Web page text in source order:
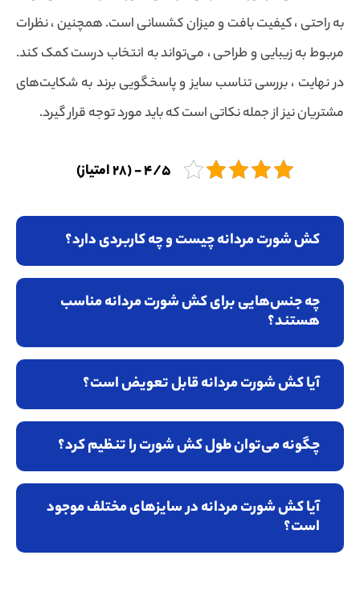
به راحتی ، کیفیت بافت و میزان کشسانی است. همچنین ، نظرات
مربوط به زیبایی و طراحی ، می‌تواند به انتخاب درست کمک کند.
در نهایت ، بررسی تناسب سایز و پاسخگویی برند به شکایت‌های
مشتریان نیز از جمله نکاتی است که باید مورد توجه قرار گیرد.
4/5 - (28 امتیاز)
کش شورت مردانه چیست و چه کاربردی دارد؟
چه جنس‌هایی برای کش شورت مردانه مناسب
هستند؟
آیا کش شورت مردانه قابل تعویض است؟
چگونه می‌توان طول کش شورت را تنظیم کرد؟
آیا کش شورت مردانه در سایزهای مختلف موجود
است؟